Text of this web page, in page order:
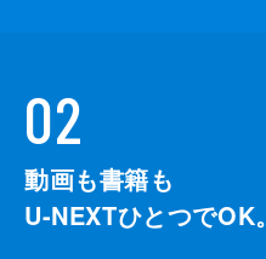
02
動画も書籍も
U-NEXTひとつでOK。